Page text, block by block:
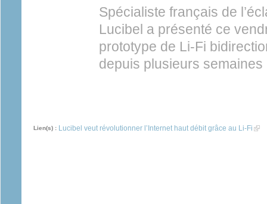
Spécialiste français de
Lucibel a présenté ce
prototype de Li-Fi
depuis plusieurs
Lien(s) : Lucibel veut révolutionner l’Internet haut débit grâce au Li-Fi